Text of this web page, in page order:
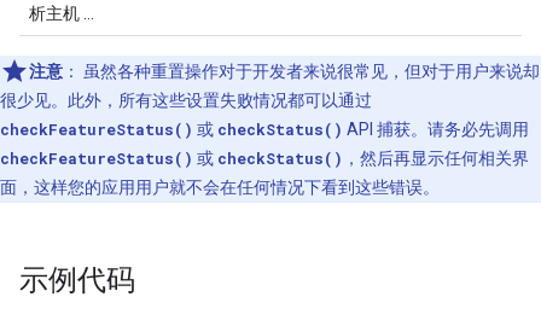
析主机 ...
注意 ：
虽然各种重置操作对于开发者来说很常见，但对于用户来说却
很少见。此外，所有这些设置失败情况都可以通过
checkFeatureStatus() 或 checkStatus() API 捕获。请务必先调用
checkFeatureStatus() 或 checkStatus() ，然后再显示任何相关界
面，这样您的应用用户就不会在任何情况下看到这些错误。
示例代码